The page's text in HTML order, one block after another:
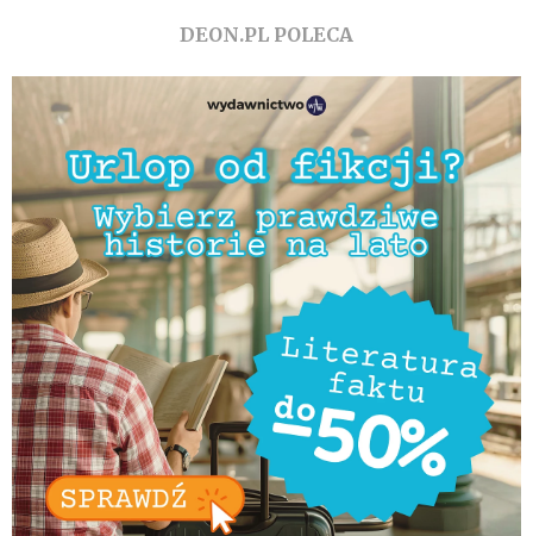
DEON.PL POLECA